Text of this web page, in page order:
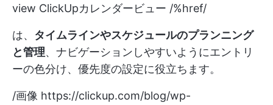
view ClickUpカレンダービュー /%href/
は、 タイムラインやスケジュールのプランニング
と管理、ナビゲーションしやすいようにエントリ
ーの色分け、優先度の設定に役立ちます。
/画像 https://clickup.com/blog/wp-